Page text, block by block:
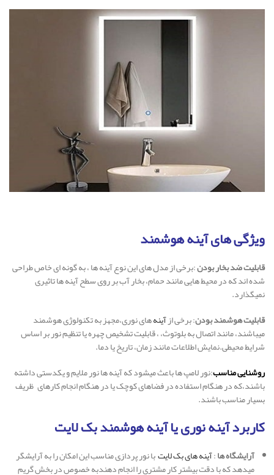
ویژگی های آینه هوشمند
قابلیت ضد بخار بودن:برخی از مدل های این نوع آینه ها ، به گونه ای خاص طراحی
شده اند که در محیط هایی مانند حمام، بخار آب بر روی سطح آینه ها تاثیری
نمیگذارد.
قابلیت هوشمند بودن: برخی ازآینههای نوری،مجهز به تکنولوژی هوشمند
میباشند، مانند اتصال به بلوتوث، ، قابلیت‌ تشخیص چهره یا تنظیم نور بر اساس
شرایط محیطی.نمایش اطلاعات مانند زمان، تاریخ یا دما.
روشنایی مناسب:نور لامپ ها باعث میشود که آینه ها نور ملایم و یکدستی داشته
باشند،که در هنگام استفاده در فضاهای کوچک یا در هنگام انجام کارهای ظریف
بسیار مناسب باشند.
کاربرد آینه نوری یا آینه هوشمند بک لایت
آرایشگاه ها:آینه های بک لایتبا نور پردازی مناسب این امکان را به آرایشگر
میدهد که با دقت بیشتر کار مشتری را انجام دهندبه خصوص در بخش گریم